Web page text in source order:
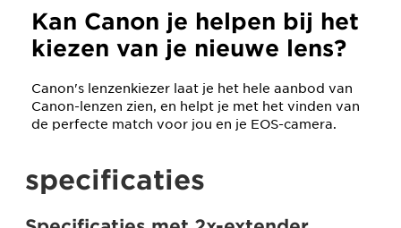
Kan Canon je helpen bij het
kiezen van je nieuwe lens?
Canon's lenzenkiezer laat je het hele aanbod van
Canon-lenzen zien, en helpt je met het vinden van
de perfecte match voor jou en je EOS-camera.
specificaties